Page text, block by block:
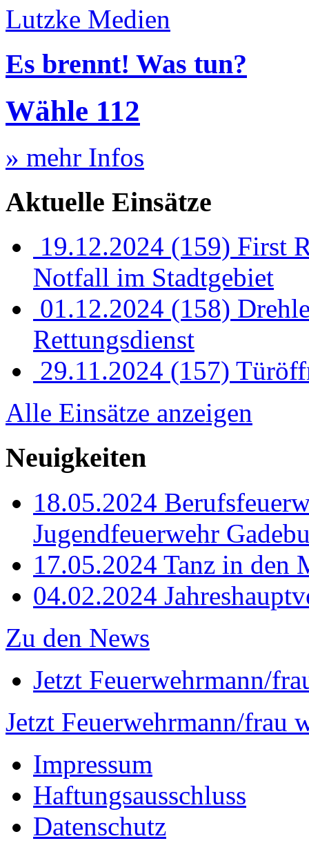
Lutzke Medien
Es brennt! Was tun?
Wähle 112
» mehr Infos
Aktuelle Einsätze
19.12.2024 (159) First
Notfall im Stadtgebiet
01.12.2024 (158)
Rettungsdienst
29.11.2024 (157)
Alle Einsätze anzeigen
Neuigkeiten
18.05.2024
Jugendfeuerwehr
17.05.2024 Tanz in den
04.02.2024
Zu den News
Jetzt Feuerwehrmann/
Jetzt Feuerwehrmann/frau
Impressum
Haftungsausschluss
Datenschutz